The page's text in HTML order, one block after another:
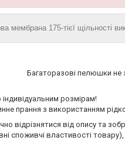
мембрана 175-тієї щільності
Багаторазові пелюшки
розмірам!
прання з використанням
відрізнятися від опису та
споживчі властивості